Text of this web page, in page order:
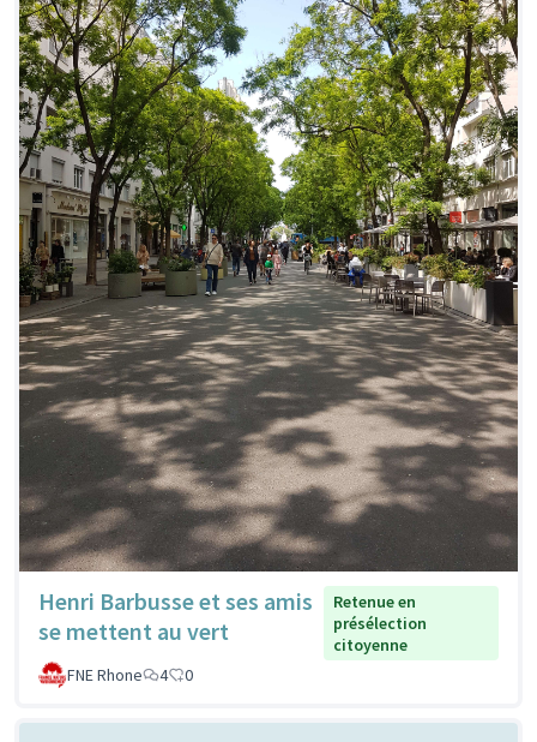
Henri Barbusse et ses amis
se mettent au vert
Retenue en
présélection
citoyenne
FNE Rhone
4 0